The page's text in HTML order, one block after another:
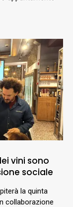
vini sono
sociale
la quinta
collaborazione